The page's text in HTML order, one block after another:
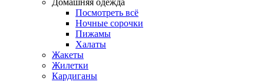
Посмотреть всё
Ночные сорочки
Пижамы
Халаты
Жакеты
Жилетки
Кардиганы